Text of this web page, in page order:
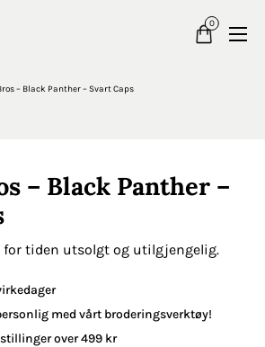
0
– Black Panther – Svart Caps
– Black Panther –
for tiden utsolgt og utilgjengelig.
med vårt broderingsverktøy!
over 499 kr